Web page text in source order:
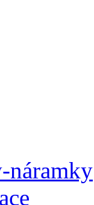
náramky